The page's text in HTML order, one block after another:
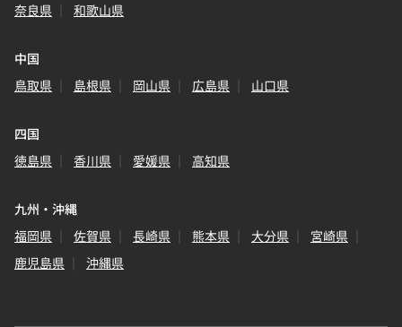
奈良県
和歌山県
中国
鳥取県
島根県 岡山県 広島県 山口県
四国
徳島県
香川県 愛媛県 高知県
九州・沖縄
福岡県
佐賀県 長崎県 熊本県 大分県
宮崎県
鹿児島県
沖縄県